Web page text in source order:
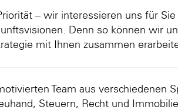
– wir interessieren uns für
Denn so können wir
mit Ihnen zusammen
Team aus verschiedenen
Steuern, Recht und